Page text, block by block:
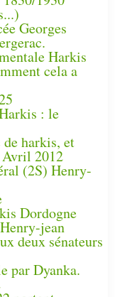
Georges
Harkis
cela a
: le
harkis, et
2012
(2S) Henry-
Dordogne
jean
deux sénateurs
par Dyanka.